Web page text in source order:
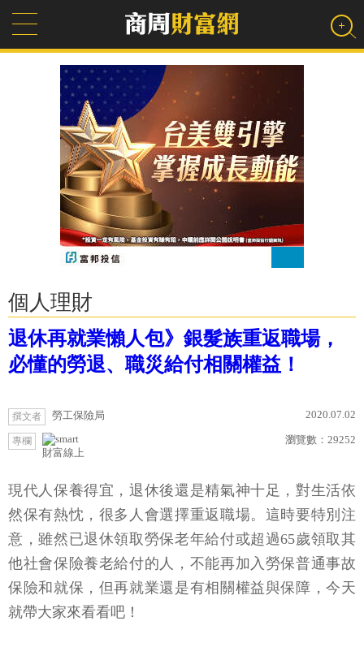
個人理財
退休再就業懶人包》銀髮族重返職場，
必懂的勞退、職災給付相關權益！
撰文者 勞工保險局 2020.07.02
專欄
財富線上
瀏覽數： 29252
現代人保養得宜，退休後還是精氣神十足，對生活依
然保有熱忱，很多人會選擇重返職場。這時要特別注
意，雖然已退休領取勞保老年給付或超過65歲領取其
他社會保險養老給付的人，不能再加入勞保普通事故
保險和就保，但再就業還是有相關權益與保障，今天
就帶大家來看看吧！